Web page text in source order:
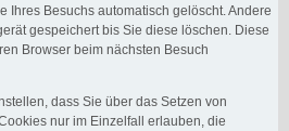
Ihres Besuchs automatisch gelöscht. Andere
gespeichert bis Sie diese löschen. Diese
Browser beim nächsten Besuch
dass Sie über das Setzen von
nur im Einzelfall erlauben, die